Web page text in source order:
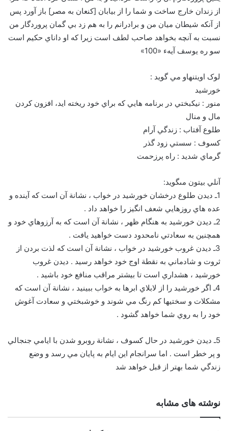
از زندان خارج ساخت و شما را از بيابان [کنعان به مصر] باز آورد پس
از آنکه شيطان ميان من و برادرانم را به هم زد بي گمان پروردگار من
نسبت به آنچه بخواهد صاحب لطف است زيرا که او داناي حکيم است
سو ره يوسف آيهء «100»
لوک اويتنهاو مي گويد :
خورشيد
منور : نيکبختي در برنامه هايي که براي خود ريخته ايد، افزون کردن
مال و منال
طلوع آفتاب : زندگي آرام
کسوف : سستي زود گذر
گرماي شديد : راه پرزحمت
آنلي بيتون مى‏گويد:
1ـ ديدن طلوع درخشان خورشيد در خواب ، نشانة آن است كه آينده و
عده هاي روزهايي شعف انگيز را خواهد داد .
2ـ ديدن خورشيد به هنگام ظهر ، نشانة آن است كه به آرزوهاي خود و
همچنين به سعادتي نامحدود دست خواهيد يافت .
3ـ ديدن غروب خورشيد در خواب ، نشانة آن است كه لذت بردن از
ثروت و شادماني به نقطة اوج خود خواهد رسيد . ديدن غروب
خورشيد ، هشداري است تا بيشتر مراقب منافع خود باشيد .
4ـ اگر خورشيد را از لابلاي ابرها به خواب ببينيد ، نشانة آن است كه
مشكلات و سختيها كم رنگ مي شوند و خوشبختي و سعادت آغوش
خود را به روي شما خواهد گشود .
5ـ ديدن خورشيد در حال كسوف ، نشانة روبرو شدن با ايامي جنجالي
و پر خطر است . اما سرانجام اين ايام به پايان مي رسد و وضع
زندگي شما بهتر از قبل خواهد شد
نوشته های مشابه